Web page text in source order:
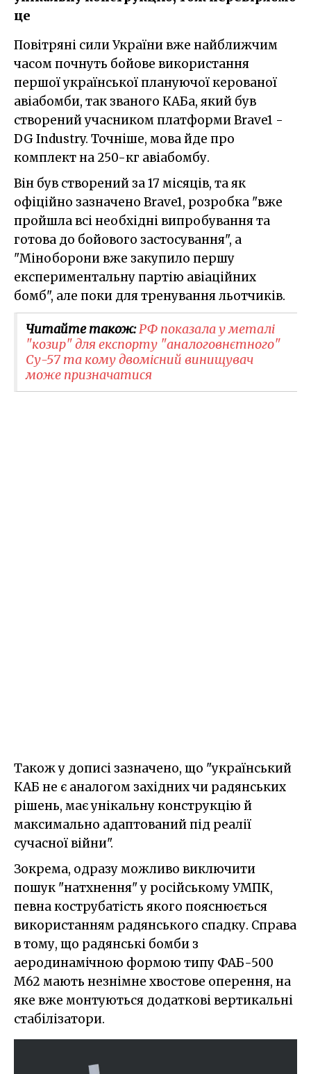
це
Повітряні сили України вже найближчим
часом почнуть бойове використання
першої української плануючої керованої
авіабомби, так званого КАБа, який був
створений учасником платформи Brave1 -
DG Industry. Точніше, мова йде про
комплект на 250-кг авіабомбу.
Він був створений за 17 місяців, та як
офіційно зазначено Brave1, розробка "вже
пройшла всі необхідні випробування та
готова до бойового застосування", а
"Міноборони вже закупило першу
експериментальну партію авіаційних
бомб", але поки для тренування льотчиків.
Читайте також:РФ показала у металі
"козир" для експорту "аналоговнєтного"
Су-57 та кому двомісний винищувач
може призначатися
Також у дописі зазначено, що "український
КАБ не є аналогом західних чи радянських
рішень, має унікальну конструкцію й
максимально адаптований під реалії
сучасної війни".
Зокрема, одразу можливо виключити
пошук "натхнення" у російському УМПК,
певна кострубатість якого пояснюється
використанням радянського спадку. Справа
в тому, що радянські бомби з
аеродинамічною формою типу ФАБ-500
М62 мають незнімне хвостове оперення, на
яке вже монтуються додаткові вертикальні
стабілізатори.